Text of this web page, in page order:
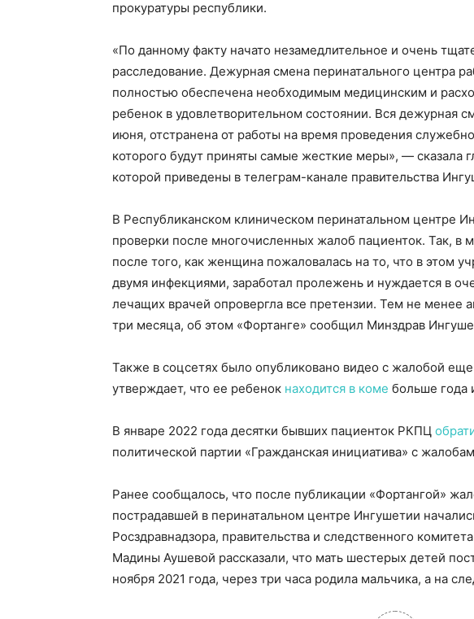
прокуратуры республики.
«По данному факту начато незамедлительное и очень
расследование. Дежурная смена перинатального центра
полностью обеспечена необходимым медицинским и
ребенок в удовлетворительном состоянии. Вся дежурная
июня, отстранена от работы на время проведения
которого будут приняты самые жесткие меры», — сказала
которой приведены в телеграм-канале правительства
В Республиканском клиническом перинатальном центре
проверки после многочисленных жалоб пациенток. Так, в
после того, как женщина пожаловалась на то, что в этом
двумя инфекциями, заработал пролежень и нуждается в
лечащих врачей опровергла все претензии. Тем не менее
три месяца, об этом «Фортанге» сообщил Минздрав
Также в соцсетях было опубликовано видео с жалобой
утверждает, что ее ребенок находится в коме больше года
В январе 2022 года десятки бывших пациенток РКПЦ
политической партии «Гражданская инициатива» с
Ранее сообщалось, что после публикации «Фортангой»
пострадавшей в перинатальном центре Ингушетии
Росздравнадзора, правительства и следственного
Мадины Аушевой рассказали, что мать шестерых детей
ноября 2021 года, через три часа родила мальчика, а на